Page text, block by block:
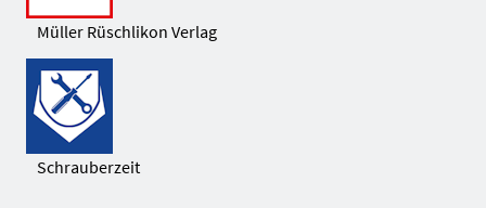
Müller Rüschlikon Verlag
Schrauberzeit